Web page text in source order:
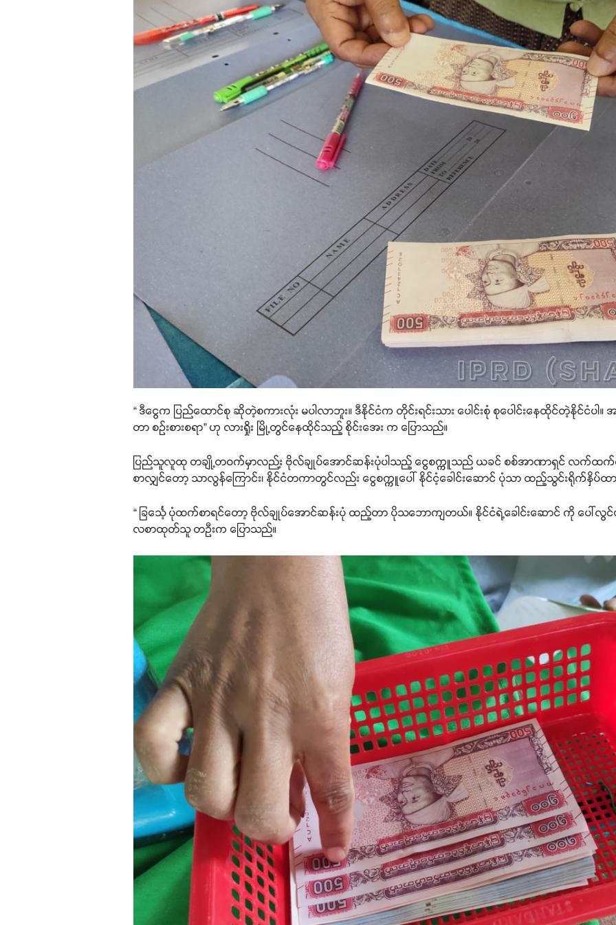
“ ဒီငွေက ပြည်ထောင်စု ဆိုတဲ့စကားလုံး မပါလာဘူး။ ဒီနိုင်ငံက တိုင်းရင်းသား ပေါင်းစုံ စုပေါင်းနေထိုင်တဲ့နိုင်
တာ စဉ်းစားစရာ” ဟု လားရှိုး မြို့တွင်နေထိုင်သည့် စိုင်းအေး က ပြောသည်။
ပြည်သူလူထု တချို့တဝက်မှာလည်း့ ဗိုလ်ချုပ်အောင်ဆန်းပုံပါသည့် ငွေစက္ကူသည် ယခင် စစ်အာဏာရှင် လက်ထက်
စာလျှင်တော့ သာလွန်ကြောင်း၊ နိုင်ငံတကာတွင်လည်း ငွေစက္ကူပေါ် နိုင်ငံ့ခေါင်းဆောင် ပုံသာ ထည့်သွင်းရိုက်နှိပ်ထာ
“ ခြင်္သေ့ ပုံထက်စာရင်တော့ ဗိုလ်ချုပ်အောင်ဆန်းပုံ ထည့်တာ ပိုသဘောကျတယ်။ နိုင်ငံရဲ့ခေါင်းဆောင် ကို ပေါ်
လစာထုတ်သူ တဦးက ပြောသည်။